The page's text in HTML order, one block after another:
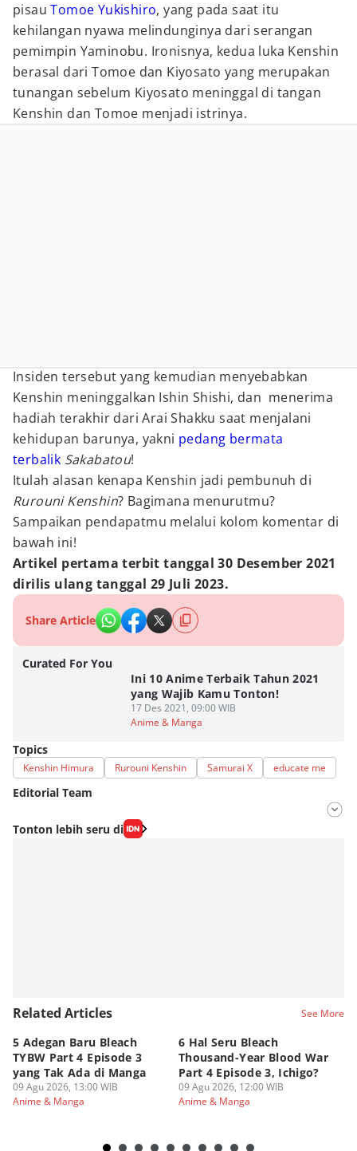
pisauTomoe Yukishiro, yang pada saat itu
kehilangan nyawa melindunginya dari serangan
pemimpin Yaminobu. Ironisnya, kedua luka Kenshin
berasal dari Tomoe dan Kiyosato yang merupakan
tunangan sebelum Kiyosato meninggal di tangan
Kenshin dan Tomoe menjadi istrinya.
Insiden tersebut yang kemudian menyebabkan
Kenshin meninggalkan Ishin Shishi, dan menerima
hadiah terakhir dari Arai Shakku saat menjalani
kehidupan barunya, yakni pedang bermata
terbalik Sakabatou!
Itulah alasan kenapa Kenshin jadi pembunuh di
Rurouni Kenshin? Bagimana menurutmu?
Sampaikan pendapatmu melalui kolom komentar di
bawah ini!
Artikel pertama terbit tanggal 30 Desember 2021
dirilis ulang tanggal 29 Juli 2023.
Share Article
Curated For You
Ini 10 Anime Terbaik Tahun 2021
yang Wajib Kamu Tonton!
17 Des 2021, 09:00 WIB
Anime & Manga
Topics
Kenshin Himura Rurouni Kenshin Samurai X educate me
Editorial Team
Editor
Fahrul Razi Uni Nurullah
Tonton lebih seru di
Related Articles See More
5 Adegan Baru Bleach
TYBW Part 4 Episode 3
yang Tak Ada di Manga
09 Agu 2026, 13:00 WIB
Anime & Manga
6 Hal Seru Bleach
Thousand-Year Blood War
Part 4 Episode 3, Ichigo?
09 Agu 2026, 12:00 WIB
Anime & Manga